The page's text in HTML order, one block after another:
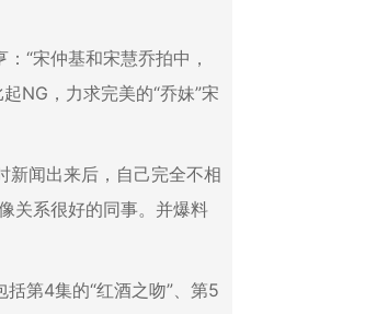
“宋仲基和宋慧乔拍中，
NG，力求完美的“乔妹”宋
新闻出来后，自己完全不相
关系很好的同事。并爆料
第4集的“红酒之吻”、第5